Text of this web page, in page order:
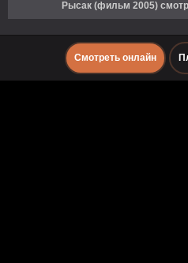
Рысак (фильм 2005)
Смотреть онлайн